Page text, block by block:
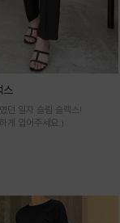
스
던 일자 슬림 슬랙스!
게 입어주세요:)